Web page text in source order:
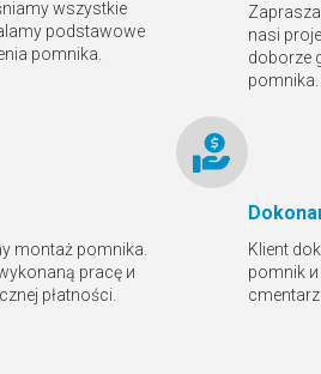
wszystkie
podstawowe
pomnika.
nasi
doborze
pomnika.
Klient
pomnik
montaż pomnika.
pracę и
płatności.